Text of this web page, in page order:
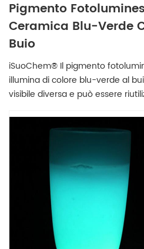
Pigmento
Ceramica Blu-Verde
Buio
iSuoChem® Il pigmento
illumina di colore blu-verde al
visibile diversa e può essere